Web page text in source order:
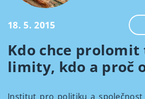
18. 5. 2015
Kdo chce
limity, kdo a proč
Institut pro politiku a